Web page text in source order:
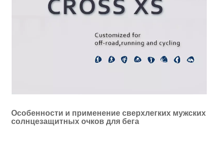
Особенности и применение сверхлегких мужских
солнцезащитных очков для бега